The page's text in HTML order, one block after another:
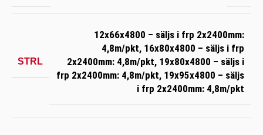
STRL
12x66x4800 – säljs i frp 2x2400mm:
4,8m/pkt, 16x80x4800 – säljs i frp
2x2400mm: 4,8m/pkt, 19x80x4800 – säljs i
frp 2x2400mm: 4,8m/pkt, 19x95x4800 – säljs
i frp 2x2400mm: 4,8m/pkt